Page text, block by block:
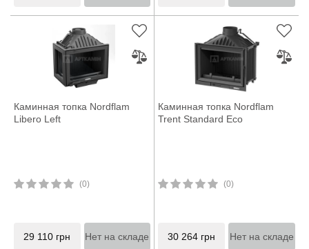
Каминная топка Nordflam
Libero Left
(0)
29 110 грн Нет на складе
Каминная топка Nordflam
Trent Standard Eco
(0)
30 264 грн Нет на складе